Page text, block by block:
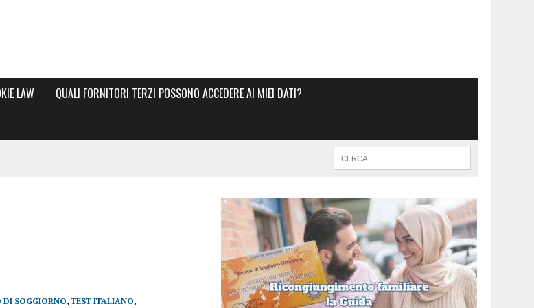
LAW
QUALI FORNITORI TERZI POSSONO ACCEDERE AI MIEI DATI?
ELETTRONICO
DI SOGGIORNO, TEST ITALIANO,